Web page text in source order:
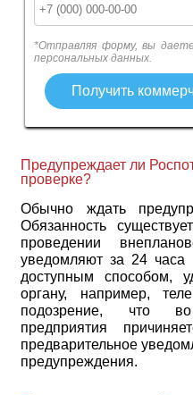
*Отправляя форму, вы
персональных данных.
Предупреждает ли
проверке?
Обычно ждать
Обязанность
проведении
уведомляют за 24
доступным способом,
органу, например,
подозрение, что
предприятия
предварительное
предупреждения.